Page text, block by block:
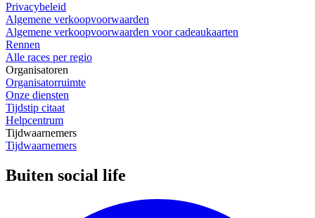
Privacybeleid
Algemene verkoopvoorwaarden
Algemene verkoopvoorwaarden voor cadeaukaarten
Rennen
Alle races per regio
Organisatoren
Organisatorruimte
Onze diensten
Tijdstip citaat
Helpcentrum
Tijdwaarnemers
Tijdwaarnemers
Buiten social life